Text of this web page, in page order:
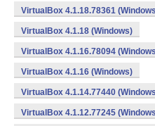
VirtualBox 4.1.18.78361
VirtualBox 4.1.18 (Windows)
VirtualBox 4.1.16.78094
VirtualBox 4.1.16 (Windows)
VirtualBox 4.1.14.77440
VirtualBox 4.1.12.77245